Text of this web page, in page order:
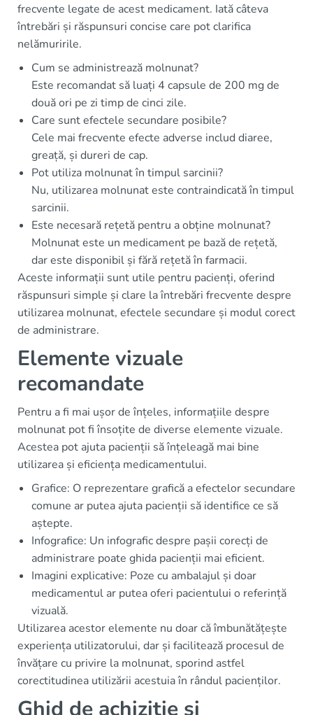
frecvente legate de acest medicament. Iată câteva
întrebări și răspunsuri concise care pot clarifica
nelămuririle.
Cum se administrează molnunat?
Este recomandat să luați 4 capsule de 200 mg de
două ori pe zi timp de cinci zile.
Care sunt efectele secundare posibile?
Cele mai frecvente efecte adverse includ diaree,
greață, și dureri de cap.
Pot utiliza molnunat în timpul sarcinii?
Nu, utilizarea molnunat este contraindicată în timpul
sarcinii.
Este necesară rețetă pentru a obține molnunat?
Molnunat este un medicament pe bază de rețetă,
dar este disponibil și fără rețetă în farmacii.
Aceste informații sunt utile pentru pacienți, oferind
răspunsuri simple și clare la întrebări frecvente despre
utilizarea molnunat, efectele secundare și modul corect
de administrare.
Elemente vizuale
recomandate
Pentru a fi mai ușor de înțeles, informațiile despre
molnunat pot fi însoțite de diverse elemente vizuale.
Acestea pot ajuta pacienții să înțeleagă mai bine
utilizarea și eficiența medicamentului.
Grafice: O reprezentare grafică a efectelor secundare
comune ar putea ajuta pacienții să identifice ce să
aștepte.
Infografice: Un infografic despre pașii corecți de
administrare poate ghida pacienții mai eficient.
Imagini explicative: Poze cu ambalajul și doar
medicamentul ar putea oferi pacientului o referință
vizuală.
Utilizarea acestor elemente nu doar că îmbunătățește
experiența utilizatorului, dar și facilitează procesul de
învățare cu privire la molnunat, sporind astfel
corectitudinea utilizării acestuia în rândul pacienților.
Ghid de achiziție și